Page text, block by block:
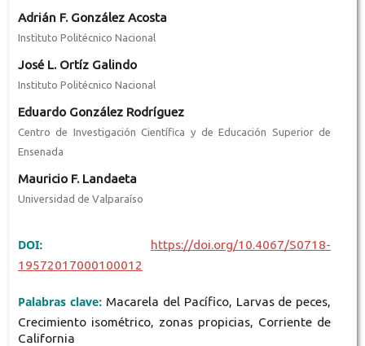
Adrián F. González Acosta
Instituto Politécnico Nacional
José L. Ortíz Galindo
Instituto Politécnico Nacional
Eduardo González Rodríguez
Centro de Investigación Científica y de Educación Superior de
Ensenada
Mauricio F. Landaeta
Universidad de Valparaíso
DOI:
https://doi.org/10.4067/S0718-
19572017000100012
Palabras clave: Macarela del Pacífico, Larvas de peces,
Crecimiento isométrico, zonas propicias, Corriente de
California